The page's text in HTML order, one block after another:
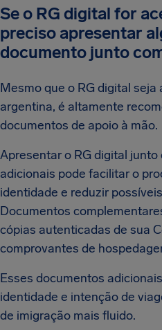
Se o RG digital for
preciso apresentar
documento junto
Mesmo que o RG digital
argentina, é altamente
documentos de apoio à mão.
Apresentar o RG digital
adicionais pode facilitar o
identidade e reduzir
Documentos
cópias autenticadas de sua
comprovantes de
Esses documentos
identidade e intenção de
de imigração mais fluido.